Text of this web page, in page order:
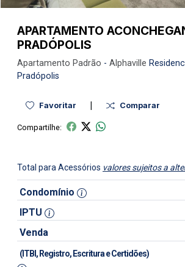
APARTAMENTO
PRADÓPOLIS
Apartamento Padrão - Alphaville
Pradópolis
Favoritar | Comparar
Compartilhe:
Total para Acessórios valores sujeitos a
Condomínio
IPTU
Venda
(ITBI, Registro, Escritura e Certidões)